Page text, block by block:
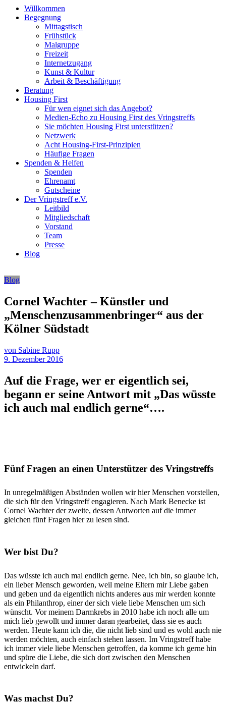
Willkommen
Begegnung
Mittagstisch
Frühstück
Malgruppe
Freizeit
Internetzugang
Kunst & Kultur
Arbeit & Beschäftigung
Beratung
Housing First
Für wen eignet sich das Angebot?
Medien-Echo zu Housing First des Vringstreffs
Sie möchten Housing First unterstützen?
Netzwerk
Acht Housing-First-Prinzipien
Häufige Fragen
Spenden & Helfen
Spenden
Ehrenamt
Gutscheine
Der Vringstreff e.V.
Leitbild
Mitgliedschaft
Vorstand
Team
Presse
Blog
Blog
Cornel Wachter – Künstler und
„Menschenzusammenbringer“ aus der
Kölner Südstadt
von Sabine Rupp
9. Dezember 2016
Auf die Frage, wer er eigentlich sei,
begann er seine Antwort mit „Das wüsste
ich auch mal endlich gerne“….
Fünf Fragen an einen Unterstützer des Vringstreffs
In unregelmäßigen Abständen wollen wir hier Menschen vorstellen,
die sich für den Vringstreff engagieren. Nach Mark Benecke ist
Cornel Wachter der zweite, dessen Antworten auf die immer
gleichen fünf Fragen hier zu lesen sind.
Wer bist Du?
Das wüsste ich auch mal endlich gerne. Nee, ich bin, so glaube ich,
ein lieber Mensch geworden, weil meine Eltern mir Liebe gaben
und geben und da eigentlich nichts anderes aus mir werden konnte
als ein Philanthrop, einer der sich viele liebe Menschen um sich
wünscht. Vor meinem Darmkrebs in 2010 habe ich noch alle um
mich lieb gewollt und immer daran gearbeitet, dass sie es auch
werden. Heute kann ich die, die nicht lieb sind und es wohl auch nie
werden möchten, auch einfach stehen lassen. Im Vringstreff habe
ich immer viele liebe Menschen getroffen, da komme ich gerne hin
und spüre die Liebe, die sich dort zwischen den Menschen
entwickeln darf.
Was machst Du?